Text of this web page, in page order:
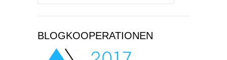
nach:
BLOGKOOPERATIONEN